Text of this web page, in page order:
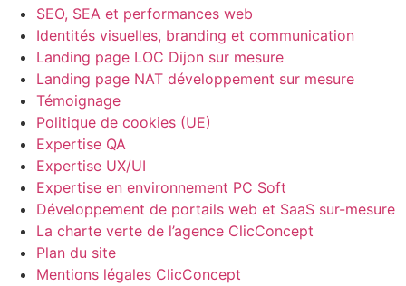
SEO, SEA et performances web
Identités visuelles, branding et communication
Landing page LOC Dijon sur mesure
Landing page NAT développement sur mesure
Témoignage
Politique de cookies (UE)
Expertise QA
Expertise UX/UI
Expertise en environnement PC Soft
Développement de portails web et SaaS sur-mesure
La charte verte de l’agence ClicConcept
Plan du site
Mentions légales ClicConcept